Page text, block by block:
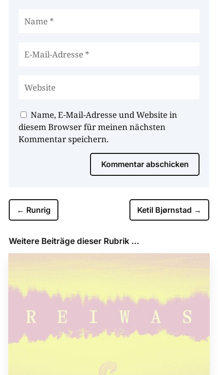
Name, E-Mail-Adresse und Website in
diesem Browser für meinen nächsten
Kommentar speichern.
Kommentar abschicken
← Runrig Ketil Bjørnstad →
Weitere Beiträge dieser Rubrik …